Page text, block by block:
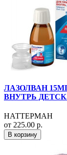
ЛАЗОЛВАН
ВНУТРЬ
НАТТЕРМАН
от 225.00 р.
В корзину